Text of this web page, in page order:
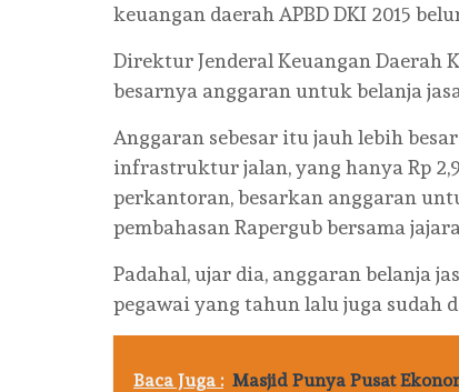
keuangan daerah APBD DKI 2015
Direktur Jenderal Keuangan Daerah
besarnya anggaran untuk belanja
Anggaran sebesar itu jauh lebih
infrastruktur jalan, yang hanya Rp
perkantoran, besarkan anggaran
pembahasan Rapergub bersama
Padahal, ujar dia, anggaran belanja
pegawai yang tahun lalu juga sudah
Baca Juga : Masjid Punya Pusat